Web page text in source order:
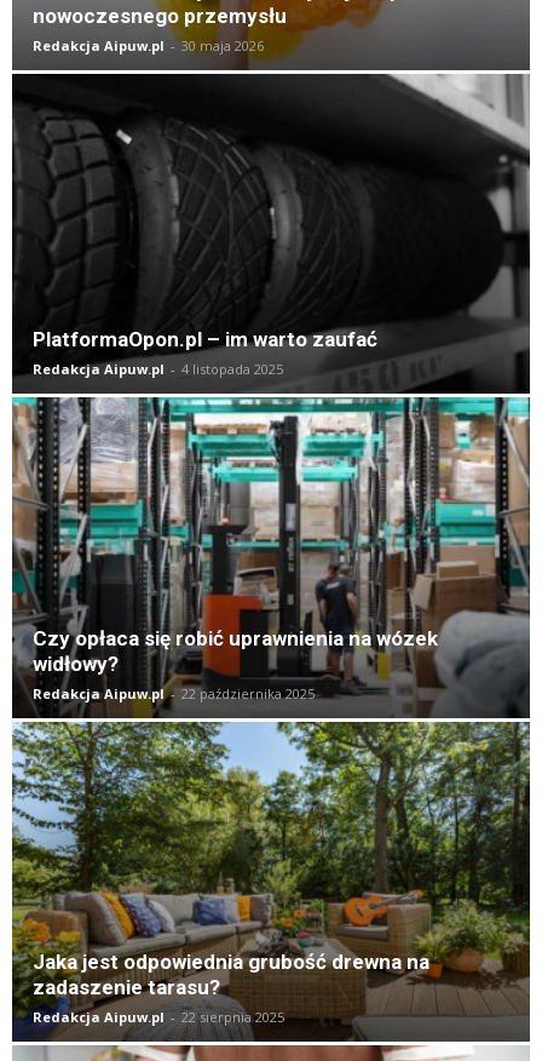
nowoczesnego przemysłu
Redakcja Aipuw.pl - 30 maja 2026
PlatformaOpon.pl – im warto zaufać
Redakcja Aipuw.pl - 4 listopada 2025
Czy opłaca się robić uprawnienia na wózek
widłowy?
Redakcja Aipuw.pl - 22 października 2025
Jaka jest odpowiednia grubość drewna na
zadaszenie tarasu?
Redakcja Aipuw.pl - 22 sierpnia 2025